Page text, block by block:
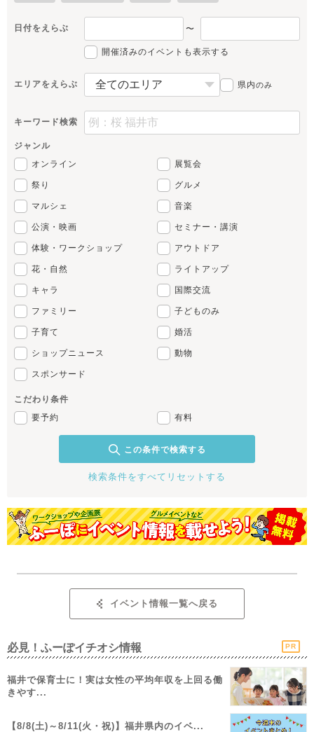
日付をえらぶ 〜
開催済みのイベントも表示する
エリアをえらぶ 県内のみ
キーワード検索
ジャンル
オンライン
展覧会
祭り グルメ
マルシェ 音楽
公演・映画 セミナー・講演
体験・ワークショップ アウトドア
花・自然 ライトアップ
キャラ 国際交流
ファミリー 子どものみ
子育て 婚活
ショップニュース 動物
スポンサード
こだわり条件
要予約
有料
この条件で検索する
検索条件をすべてリセットする
イベント情報一覧へ戻る
必見！ふーぽイチオシ情報 PR
福井で保育士に！実は女性の平均年収を上回る働
きやす...
【8/8(土)～8/11(火・祝)】福井県内のイベ...